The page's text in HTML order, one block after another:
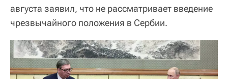
августа заявил, что не рассматривает введение
чрезвычайного положения в Сербии.